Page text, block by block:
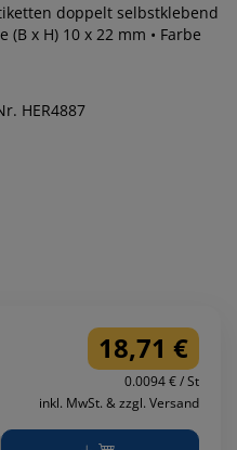
x H) 10 x 22 mm • Farbe
HER4887
18,71 €
0.0094 € / St
inkl. MwSt. & zzgl. Versand